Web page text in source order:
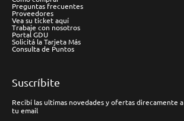
Preguntas frecuentes
Proveedores
Vea su ticket aquí
Trabaje con nosotros
Portal GDU
Solicitá la Tarjeta Más
Consulta de Puntos
Suscríbite
Recibí las ultimas novedades y ofertas direcamente a
tu email